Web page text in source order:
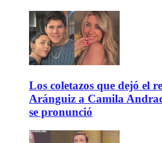
Los coletazos que dejó el
Aránguiz a Camila
se pronunció